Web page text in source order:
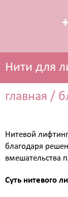
Прокол
Чистка
Нити для
главная /
Нитевой
благодаря
вмешательства
Суть нитевого